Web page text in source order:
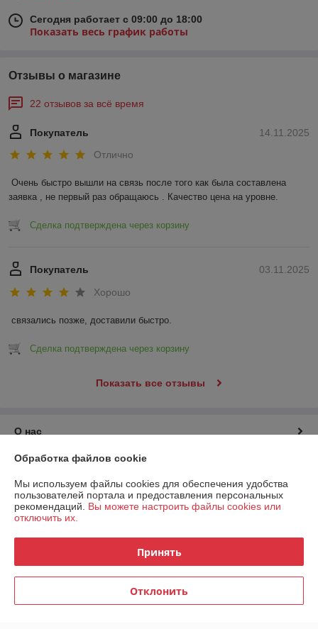
Сегодня работает с 09:00 до 18:00
Показать весь график работы
Отзывы о магазине
22 отзывов за всё время
14.11.2025
Покупатель
Отлично
Очень быстро вышли на связь после того как была составлена
заявка , не первый раз обращаюсь . Качество цена на уровне.
Сделка подтверждена через корзину
03.11.2025
Покупатель
Хорошо
связались позже, доставили быстро.
Сделка подтверждена через корзину
Показать все отзывы
О нас
Контакты
Доставка и оплата
Полная версия сайта
Политика обработки cookies
Обработка файлов cookie
Мы используем файлы cookies для обеспечения удобства
пользователей портала и предоставления персональных
рекомендаций. Вы можете настроить файлы cookies или
отключить их.
Принять
Отклонить